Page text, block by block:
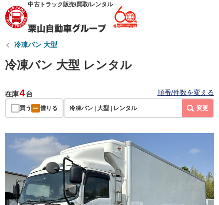
中古トラック販売/買取/レンタル
冷凍バン 大型
冷凍バン 大型 レンタル
在庫4台 順番/件数を変える
買う 借りる 冷凍バン | 大型 | レンタル 変更